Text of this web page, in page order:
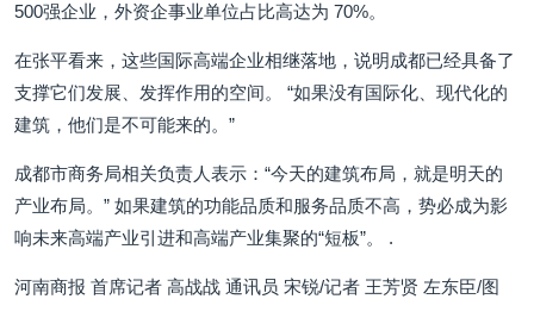
500强企业，外资企事业单位占比高达为 70%。
在张平看来，这些国际高端企业相继落地，说明成都已经具备了
支撑它们发展、发挥作用的空间。 “如果没有国际化、现代化的
建筑，他们是不可能来的。”
成都市商务局相关负责人表示：“今天的建筑布局，就是明天的
产业布局。” 如果建筑的功能品质和服务品质不高，势必成为影
响未来高端产业引进和高端产业集聚的“短板”。 .
河南商报 首席记者 高战战 通讯员 宋锐/记者 王芳贤 左东臣/图